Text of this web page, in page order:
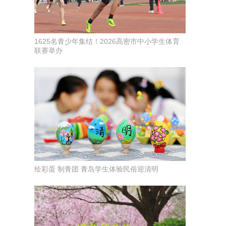
1625名青少年集结！2026高密市中小学生体育
联赛举办
绘彩蛋 制青团 青岛学生体验民俗迎清明